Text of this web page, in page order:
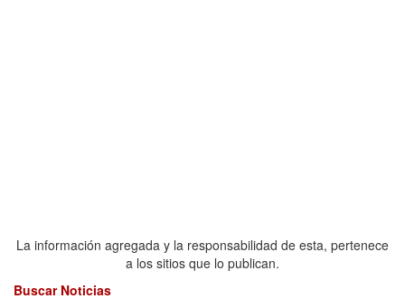
La información agregada y la responsabilidad de esta, pertenece
a los sitios que lo publican.
Buscar Noticias